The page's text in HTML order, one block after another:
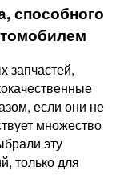
способного
запчастей,
если они не
множество
эту
только для